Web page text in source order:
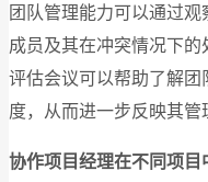
团队管理能力可以通过
成员及其在冲突情况下
评估会议可以帮助了解
度，从而进一步反映其管
协作项目经理在不同项目